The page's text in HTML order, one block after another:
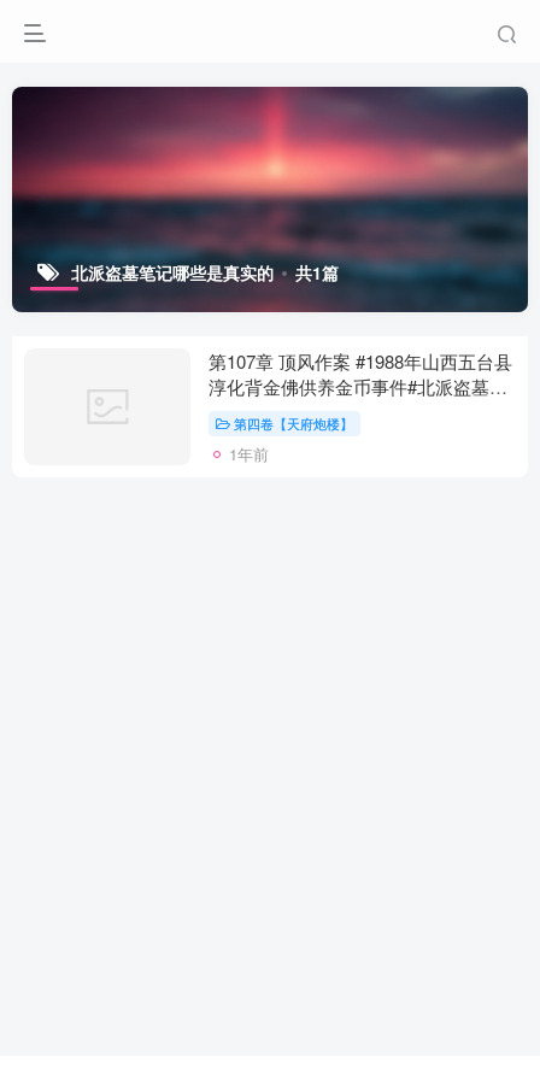
北派盗墓笔记哪些是真实的 共1篇
第107章 顶风作案 #1988年山西五台县
淳化背金佛供养金币事件#北派盗墓笔
记哪些是真实的
第四卷【天府炮楼】
1年前